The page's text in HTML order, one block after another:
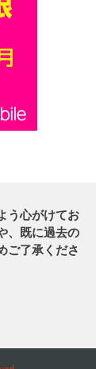
う心がけてお
、既に過去の
ご了承くださ